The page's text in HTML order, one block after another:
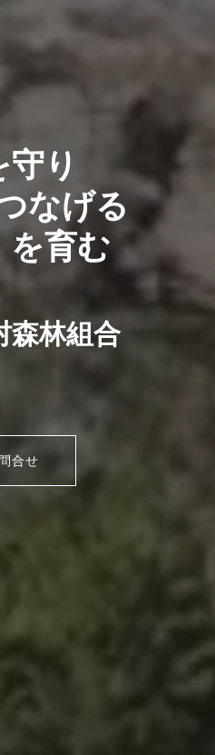
り
なげる
を育む
森林組合
合せ